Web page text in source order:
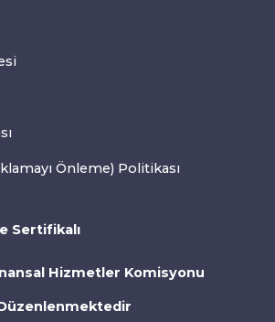
Önleme) Politikası
Sertifikalı
Hizmetler Komisyonu